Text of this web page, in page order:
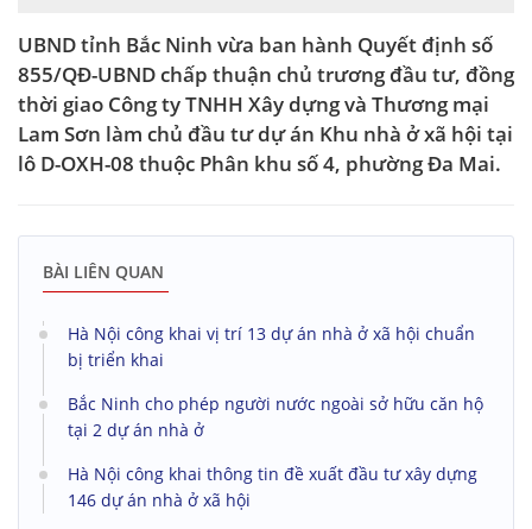
UBND tỉnh Bắc Ninh vừa ban hành Quyết định số
855/QĐ-UBND chấp thuận chủ trương đầu tư, đồng
thời giao Công ty TNHH Xây dựng và Thương mại
Lam Sơn làm chủ đầu tư dự án Khu nhà ở xã hội tại
lô D-OXH-08 thuộc Phân khu số 4, phường Đa Mai.
BÀI LIÊN QUAN
Hà Nội công khai vị trí 13 dự án nhà ở xã hội chuẩn
bị triển khai
Bắc Ninh cho phép người nước ngoài sở hữu căn hộ
tại 2 dự án nhà ở
Hà Nội công khai thông tin đề xuất đầu tư xây dựng
146 dự án nhà ở xã hội